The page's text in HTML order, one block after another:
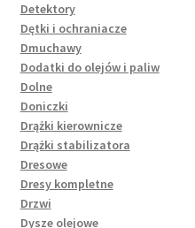
Detektory
Dętki i ochraniacze
Dmuchawy
Dodatki do olejów i paliw
Dolne
Doniczki
Drążki kierownicze
Drążki stabilizatora
Dresowe
Dresy kompletne
Drzwi
Dysze olejowe